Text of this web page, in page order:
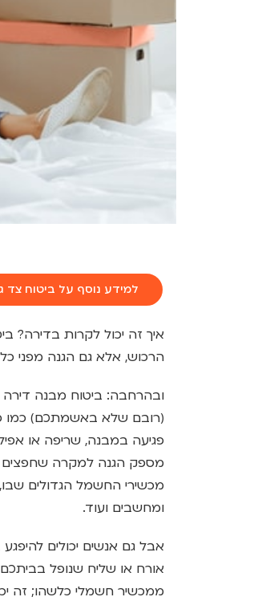
למידע נוסף על ביטוח צד
איך זה יכול לקרות בדירה?
הרכוש, אלא גם הגנה מפני
ובהרחבה: ביטוח מבנה דירה
(רובם שלא באשמתכם) כמו
פגיעה במבנה, שריפה או
מספק הגנה למקרה שחפצים
מכשירי החשמל הגדולים שבו,
ומחשבים ועוד.
אבל גם אנשים יכולים
אורח או שליח שנופל
ממכשיר חשמלי כלשהו; זה